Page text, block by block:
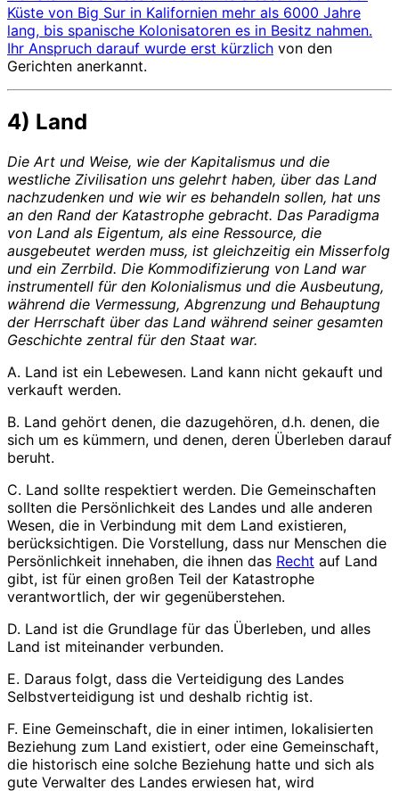
Küste von Big Sur in Kalifornien mehr als 6000 Jahre
lang, bis spanische Kolonisatoren es in Besitz nahmen.
Ihr Anspruch darauf wurde erst kürzlich von den
Gerichten anerkannt.
4) Land
Die Art und Weise, wie der Kapitalismus und die
westliche Zivilisation uns gelehrt haben, über das Land
nachzudenken und wie wir es behandeln sollen, hat uns
an den Rand der Katastrophe gebracht. Das Paradigma
von Land als Eigentum, als eine Ressource, die
ausgebeutet werden muss, ist gleichzeitig ein Misserfolg
und ein Zerrbild. Die Kommodifizierung von Land war
instrumentell für den Kolonialismus und die Ausbeutung,
während die Vermessung, Abgrenzung und Behauptung
der Herrschaft über das Land während seiner gesamten
Geschichte zentral für den Staat war.
A. Land ist ein Lebewesen. Land kann nicht gekauft und
verkauft werden.
B. Land gehört denen, die dazugehören, d.h. denen, die
sich um es kümmern, und denen, deren Überleben darauf
beruht.
C. Land sollte respektiert werden. Die Gemeinschaften
sollten die Persönlichkeit des Landes und alle anderen
Wesen, die in Verbindung mit dem Land existieren,
berücksichtigen. Die Vorstellung, dass nur Menschen die
Persönlichkeit innehaben, die ihnen das Recht auf Land
gibt, ist für einen großen Teil der Katastrophe
verantwortlich, der wir gegenüberstehen.
D. Land ist die Grundlage für das Überleben, und alles
Land ist miteinander verbunden.
E. Daraus folgt, dass die Verteidigung des Landes
Selbstverteidigung ist und deshalb richtig ist.
F. Eine Gemeinschaft, die in einer intimen, lokalisierten
Beziehung zum Land existiert, oder eine Gemeinschaft,
die historisch eine solche Beziehung hatte und sich als
gute Verwalter des Landes erwiesen hat, wird